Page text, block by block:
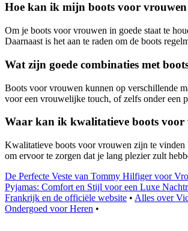
Hoe kan ik mijn boots voor vrouwen
Om je boots voor vrouwen in goede staat te
Daarnaast is het aan te raden om de boots
Wat zijn goede combinaties met
Boots voor vrouwen kunnen op verschillende
voor een vrouwelijke touch, of zelfs onder een
Waar kan ik kwalitatieve boots voor
Kwalitatieve boots voor vrouwen zijn te vinden
om ervoor te zorgen dat je lang plezier zult
De Perfecte Veste van Tommy Hilfiger voor
Pyjamas: Comfort en Stijl voor een Luxe
Frankrijk en de officiële website • Alles over
Ondergoed voor Heren •